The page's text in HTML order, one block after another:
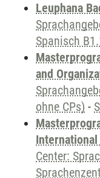
Leuphana
Spanisch
and
ohne CPs) -
Center: